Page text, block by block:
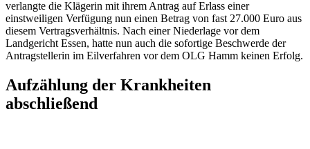
verlangte die Klägerin mit ihrem Antrag auf Erlass einer
einstweiligen Verfügung nun einen Betrag von fast 27.000 Euro aus
diesem Vertragsverhältnis. Nach einer Niederlage vor dem
Landgericht Essen, hatte nun auch die sofortige Beschwerde der
Antragstellerin im Eilverfahren vor dem OLG Hamm keinen Erfolg.
Aufzählung der Krankheiten
abschließend